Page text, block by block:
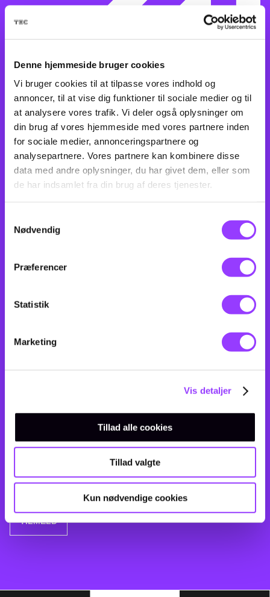
Denne hjemmeside bruger cookies
Vi bruger cookies til at tilpasse vores indhold og
annoncer, til at vise dig funktioner til sociale medier og til
at analysere vores trafik. Vi deler også oplysninger om
din brug af vores hjemmeside med vores partnere inden
for sociale medier, annonceringspartnere og
analysepartnere. Vores partnere kan kombinere disse
data med andre oplysninger, du har givet dem, eller som
de har indsamlet fra din brug af deres tjenester.
Nødvendig
Præferencer
Statistik
Marketing
Vis detaljer
Tillad alle cookies
Tillad valgte
Kun nødvendige cookies
Ved at tilmelde mig accepterer jeg, at TEC sender mig e-mails om
relevante arrangementer og informationer om uddannelser. TEC bruger
derudover data til at kvalificere og målrette markedsføring. Du kan til
Privatlivspolitik